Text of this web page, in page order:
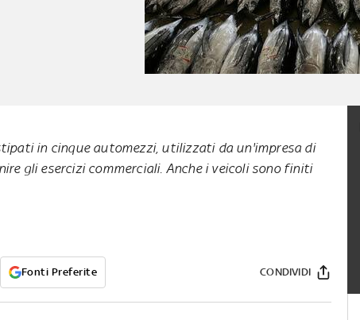
in cinque automezzi, utilizzati da un'impresa di
gli esercizi commerciali. Anche i veicoli sono finiti
Fonti Preferite CONDIVIDI